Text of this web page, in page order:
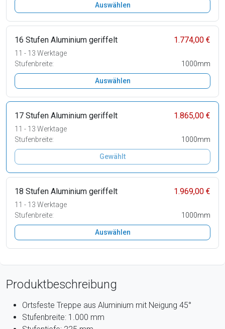
Auswählen
16 Stufen Aluminium geriffelt 1.774,00 €
11 - 13 Werktage
Stufenbreite:
1000mm
Auswählen
17 Stufen Aluminium geriffelt 1.865,00 €
11 - 13 Werktage
Stufenbreite:
1000mm
Gewählt
18 Stufen Aluminium geriffelt 1.969,00 €
11 - 13 Werktage
Stufenbreite:
1000mm
Auswählen
Produktbeschreibung
Ortsfeste Treppe aus Aluminium mit Neigung 45°
Stufenbreite: 1.000 mm